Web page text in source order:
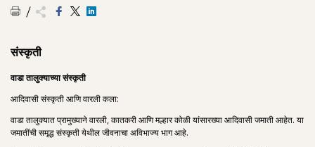
संस्कृती
वाडा तालुक्याच्या संस्कृती
आदिवासी संस्कृती आणि वारली कला:
वाडा तालुक्यात प्रामुख्याने वारली, कातकरी आणि मल्हार कोळी यांसारख्या आदिवासी जमाती आहेत. या
जमातींची समृद्ध संस्कृती येथील जीवनाचा अविभाज्य भाग आहे.